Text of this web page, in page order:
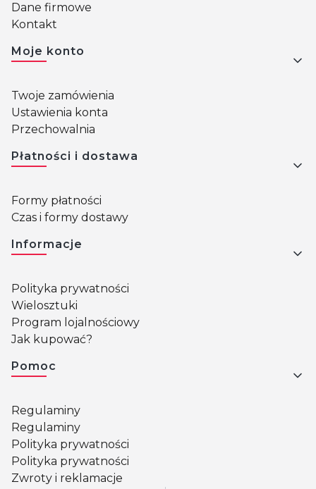
Dane firmowe
Kontakt
Moje konto
Twoje zamówienia
Ustawienia konta
Przechowalnia
Płatności i dostawa
Formy płatności
Czas i formy dostawy
Informacje
Polityka prywatności
Wielosztuki
Program lojalnościowy
Jak kupować?
Pomoc
Regulaminy
Regulaminy
Polityka prywatności
Polityka prywatności
Zwroty i reklamacje